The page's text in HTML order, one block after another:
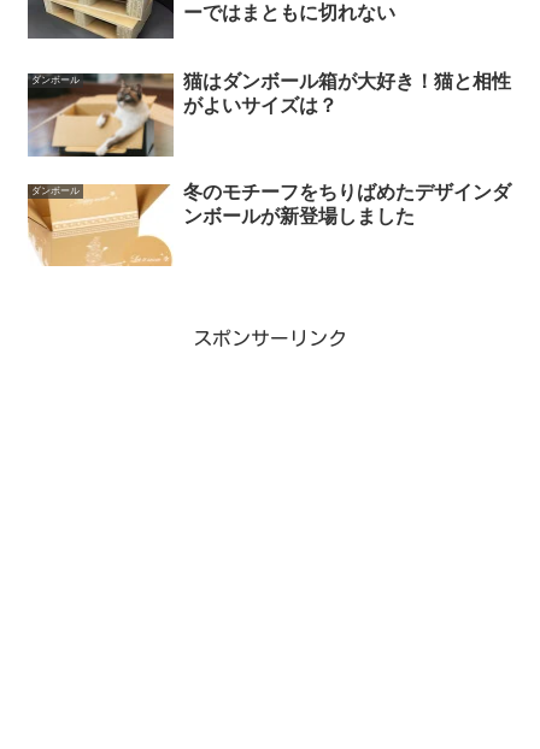
ーではまともに切れない
ダンボール
猫はダンボール箱が大好き！猫と相性
がよいサイズは？
ダンボール
冬のモチーフをちりばめたデザインダ
ンボールが新登場しました
スポンサーリンク